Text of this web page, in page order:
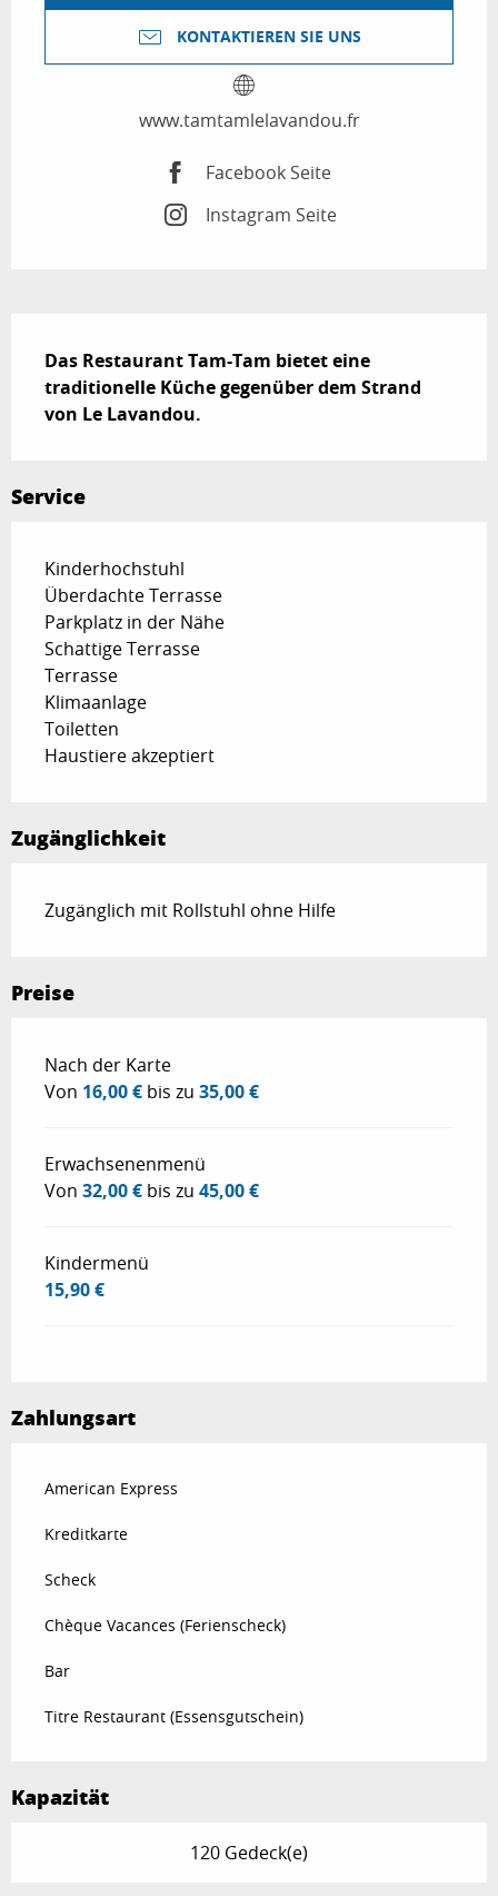
KONTAKTIEREN SIE UNS
www.tamtamlelavandou.fr
Facebook Seite
Instagram Seite
Das Restaurant Tam-Tam bietet eine
traditionelle Küche gegenüber dem Strand
von Le Lavandou.
Service
Kinderhochstuhl
Überdachte Terrasse
Parkplatz in der Nähe
Schattige Terrasse
Terrasse
Klimaanlage
Toiletten
Haustiere akzeptiert
Zugänglichkeit
Zugänglich mit Rollstuhl ohne Hilfe
Preise
Preise 2026
Nach der Karte
Von 16,00 € bis zu 35,00 €
Erwachsenenmenü
Von 32,00 € bis zu 45,00 €
Kindermenü
15,90 €
Zahlungsart
American Express
Kreditkarte
Scheck
Chèque Vacances (Ferienscheck)
Bar
Titre Restaurant (Essensgutschein)
Kapazität
120 Gedeck(e)